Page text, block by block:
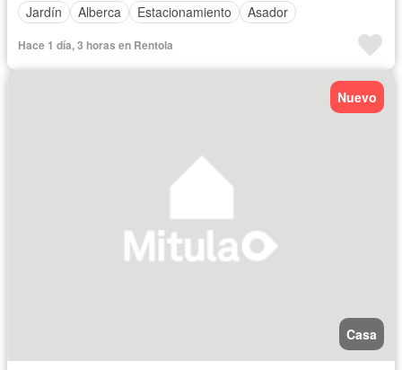
Jardín
Alberca Estacionamiento Asador
Hace 1 día, 3 horas en Rentola
Nuevo
Casa